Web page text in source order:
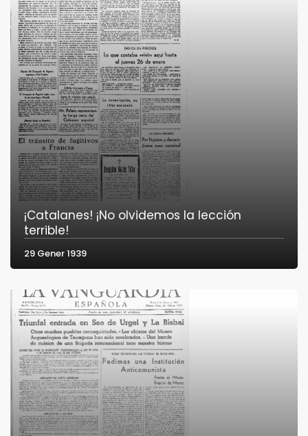
¡Catalanes! ¡No olvidemos la lección
terrible!
29 Gener 1939